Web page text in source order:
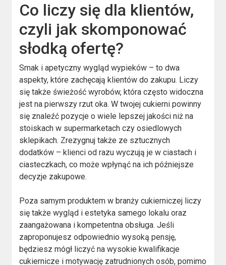
Co liczy się dla klientów,
czyli jak skomponować
słodką ofertę?
Smak i apetyczny wygląd wypieków – to dwa
aspekty, które zachęcają klientów do zakupu. Liczy
się także świeżość wyrobów, która często widoczna
jest na pierwszy rzut oka. W twojej cukierni powinny
się znaleźć pozycje o wiele lepszej jakości niż na
stoiskach w supermarketach czy osiedlowych
sklepikach. Zrezygnuj także ze sztucznych
dodatków – klienci od razu wyczują je w ciastach i
ciasteczkach, co może wpłynąć na ich późniejsze
decyzje zakupowe.
Poza samym produktem w branży cukierniczej liczy
się także wygląd i estetyka samego lokalu oraz
zaangażowana i kompetentna obsługa. Jeśli
zaproponujesz odpowiednio wysoką pensję,
będziesz mógł liczyć na wysokie kwalifikacje
cukiernicze i motywację zatrudnionych osób, pomimo